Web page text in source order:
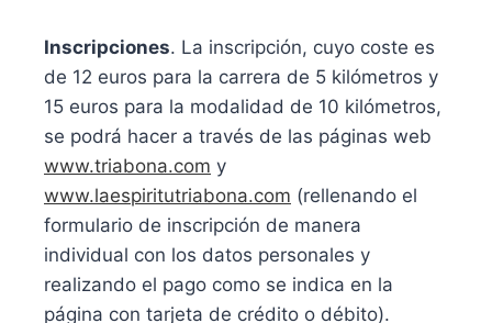
Inscripciones. La inscripción, cuyo coste es
de 12 euros para la carrera de 5 kilómetros y
15 euros para la modalidad de 10 kilómetros,
se podrá hacer a través de las páginas web
www.triabona.com y
www.laespiritutriabona.com (rellenando el
formulario de inscripción de manera
individual con los datos personales y
realizando el pago como se indica en la
página con tarjeta de crédito o débito).